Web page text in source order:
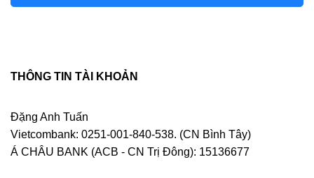
THÔNG TIN TÀI KHOẢN
Đặng Anh Tuấn
Vietcombank: 0251-001-840-538. (CN Bình Tây)
Á CHÂU BANK (ACB - CN Trị Đông): 15136677